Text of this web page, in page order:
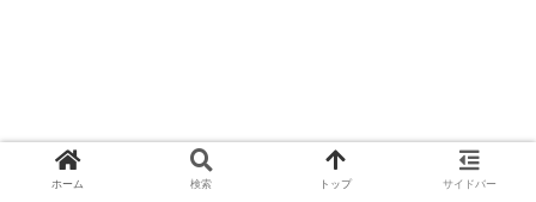
ホーム 検索 トップ サイドバー